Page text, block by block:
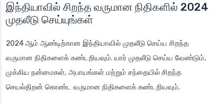
இந்தியாவில் சிறந்தவருமான நிதிகளில் 2024
முதலீடு செய்யுங்கள்
2024 ஆம் ஆண்டிற்கான இந்தியாவில் முதலீடு செய்ய சிறந்த
வருமான நிதிகளைக் கண்டறியவும். யார் முதலீடு செய்ய வேண்டும்,
முக்கிய நன்மைகள், அபாயங்கள் மற்றும் சந்தையில் சிறந்த
செயல்திறன் கொண்ட வருமான நிதிகளைக் கண்டறியவும்.